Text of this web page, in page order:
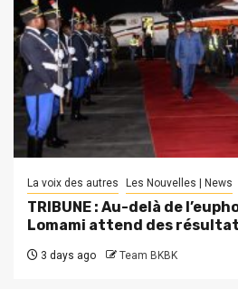
La voix des autres Les Nouvelles | News
TRIBUNE : Au-delà de
Lomami attend des
3 days ago Team BKBK